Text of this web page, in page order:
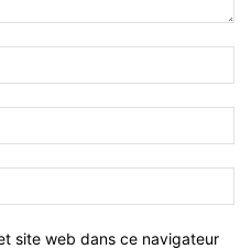
site web dans ce navigateur